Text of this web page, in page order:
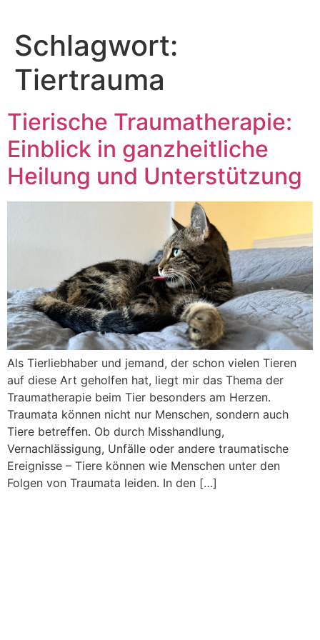
springen
Schlagwort:
Tiertrauma
Tierische Traumatherapie:
Einblick in ganzheitliche
Heilung und Unterstützung
Als Tierliebhaber und jemand, der schon vielen Tieren
auf diese Art geholfen hat, liegt mir das Thema der
Traumatherapie beim Tier besonders am Herzen.
Traumata können nicht nur Menschen, sondern auch
Tiere betreffen. Ob durch Misshandlung,
Vernachlässigung, Unfälle oder andere traumatische
Ereignisse – Tiere können wie Menschen unter den
Folgen von Traumata leiden. In den […]